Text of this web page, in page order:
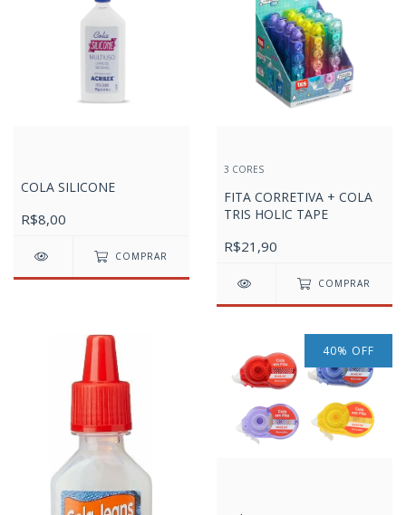
COLA SILICONE
R$8,00
COMPRAR
3 CORES
FITA CORRETIVA + COLA
TRIS HOLIC TAPE
R$21,90
COMPRAR
40% OFF